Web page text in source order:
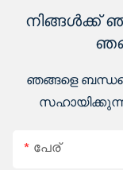
നിങ്ങൾക്ക്
ഞങ്ങളെ
പേര്